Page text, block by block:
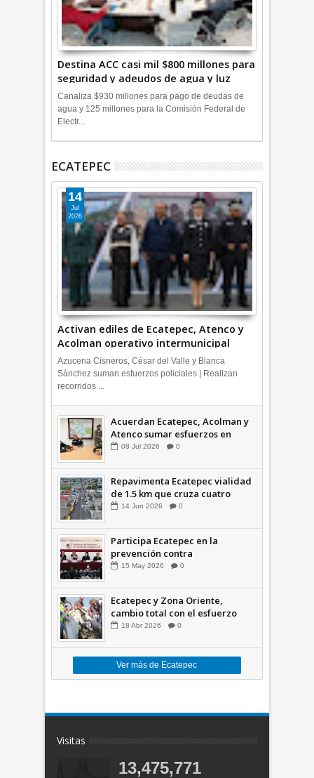
Destina ACC casi mil $800 millones para
seguridad y adeudos de agua y luz
+Video
Canaliza $930 millones para pago de deudas de
agua y 125 millones para la Comisión Federal de
Electr...
ECATEPEC
Activan ediles de Ecatepec, Atenco y
Acolman operativo intermunicipal
14
Jul
2026
Azucena Cisneros, César del Valle y Blanca
Sánchez suman esfuerzos policiales | Realizan
recorridos ...
Acuerdan Ecatepec, Acolman y
Atenco sumar esfuerzos en
seguridad
08 Jul 2026 0
Repavimenta Ecatepec vialidad
de 1.5 km que cruza cuatro
comunidades +Video
14 Jun 2026 0
Participa Ecatepec en la
prevención contra
inundaciones en el Valle de
15 May 2026 0
Ecatepec y Zona Oriente,
cambio total con el esfuerzo
conjunto: Azucena; retiran 21
18 Abr 2026 0
Ver más de Ecatepec
Visitas
13,475,771